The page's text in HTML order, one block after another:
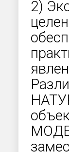
2)